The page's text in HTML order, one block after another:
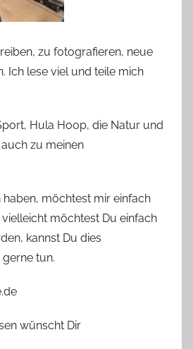
zu fotografieren, neue
Ich lese viel und teile mich
Hula Hoop, die Natur und
zu meinen
haben, möchtest mir einfach
möchtest Du einfach
kannst Du dies
tun.
wünscht Dir